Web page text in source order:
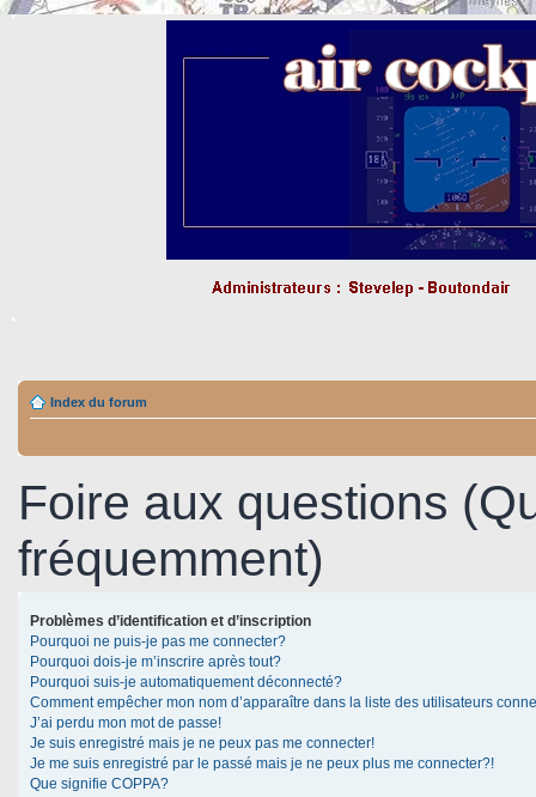
Index du forum
Foire aux questions
fréquemment)
Problèmes d’identification et d’inscription
Pourquoi ne puis-je pas me connecter?
Pourquoi dois-je m’inscrire après tout?
Pourquoi suis-je automatiquement déconnecté?
Comment empêcher mon nom d’apparaître dans la liste des utilisateurs
J’ai perdu mon mot de passe!
Je suis enregistré mais je ne peux pas me connecter!
Je me suis enregistré par le passé mais je ne peux plus me connecter?!
Que signifie COPPA?